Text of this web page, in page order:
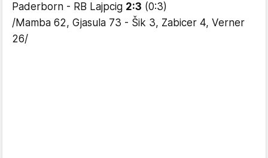
Paderborn - RB Lajpcig 2:3 (0:3)
/Mamba 62, Gjasula 73 - Šik 3, Zabicer 4, Verner
26/